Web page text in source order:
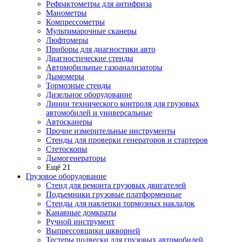
Рефрактометры для антифриза
Манометры
Компрессометры
Мультимарочные сканеры
Люфтомеры
Приборы для диагностики авто
Диагностические стенды
Автомобильные газоанализаторы
Дымомеры
Тормозные стенды
Дизельное оборудование
Линии технического контроля для грузовых
автомобилей и универсальные
Автосканеры
Прочие измерительные инструменты
Стенды для проверки генераторов и стартеров
Стетоскопы
Дымогенераторы
Ещё 21
Грузовое оборудование
Стенд для ремонта грузовых двигателей
Подъемники грузовые платформенные
Стенды для наклепки тормозных накладок
Канавные домкраты
Ручной инструмент
Выпрессовщики шкворней
Тестеры подвески для грузовых автомобилей